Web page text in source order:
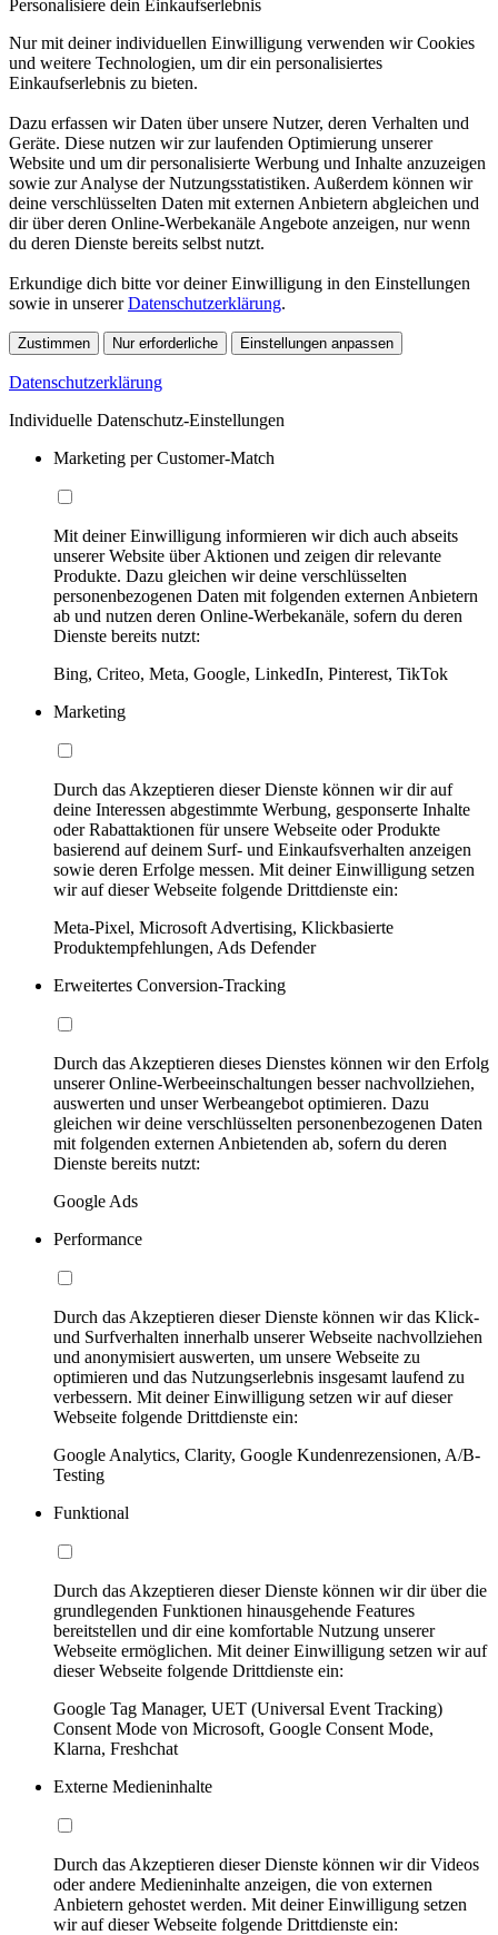
Personalisiere dein Einkaufserlebnis
Nur mit deiner individuellen Einwilligung verwenden wir Cookies
und weitere Technologien, um dir ein personalisiertes
Einkaufserlebnis zu bieten.
Dazu erfassen wir Daten über unsere Nutzer, deren Verhalten und
Geräte. Diese nutzen wir zur laufenden Optimierung unserer
Website und um dir personalisierte Werbung und Inhalte anzuzeigen
sowie zur Analyse der Nutzungsstatistiken. Außerdem können wir
deine verschlüsselten Daten mit externen Anbietern abgleichen und
dir über deren Online-Werbekanäle Angebote anzeigen, nur wenn
du deren Dienste bereits selbst nutzt.
Erkundige dich bitte vor deiner Einwilligung in den Einstellungen
sowie in unsererDatenschutzerklärung.
Zustimmen Nur erforderliche Einstellungen anpassen
Datenschutzerklärung
Individuelle Datenschutz-Einstellungen
Marketing per Customer-Match
Mit deiner Einwilligung informieren wir dich auch abseits
unserer Website über Aktionen und zeigen dir relevante
Produkte. Dazu gleichen wir deine verschlüsselten
personenbezogenen Daten mit folgenden externen Anbietern
ab und nutzen deren Online-Werbekanäle, sofern du deren
Dienste bereits nutzt:
Bing, Criteo, Meta, Google, LinkedIn, Pinterest, TikTok
Marketing
Durch das Akzeptieren dieser Dienste können wir dir auf
deine Interessen abgestimmte Werbung, gesponserte Inhalte
oder Rabattaktionen für unsere Webseite oder Produkte
basierend auf deinem Surf- und Einkaufsverhalten anzeigen
sowie deren Erfolge messen. Mit deiner Einwilligung setzen
wir auf dieser Webseite folgende Drittdienste ein:
Meta-Pixel, Microsoft Advertising, Klickbasierte
Produktempfehlungen, Ads Defender
Erweitertes Conversion-Tracking
Durch das Akzeptieren dieses Dienstes können wir den Erfolg
unserer Online-Werbeeinschaltungen besser nachvollziehen,
auswerten und unser Werbeangebot optimieren. Dazu
gleichen wir deine verschlüsselten personenbezogenen Daten
mit folgenden externen Anbietenden ab, sofern du deren
Dienste bereits nutzt:
Google Ads
Performance
Durch das Akzeptieren dieser Dienste können wir das Klick-
und Surfverhalten innerhalb unserer Webseite nachvollziehen
und anonymisiert auswerten, um unsere Webseite zu
optimieren und das Nutzungserlebnis insgesamt laufend zu
verbessern. Mit deiner Einwilligung setzen wir auf dieser
Webseite folgende Drittdienste ein:
Google Analytics, Clarity, Google Kundenrezensionen, A/B-
Testing
Funktional
Durch das Akzeptieren dieser Dienste können wir dir über die
grundlegenden Funktionen hinausgehende Features
bereitstellen und dir eine komfortable Nutzung unserer
Webseite ermöglichen. Mit deiner Einwilligung setzen wir auf
dieser Webseite folgende Drittdienste ein:
Google Tag Manager, UET (Universal Event Tracking)
Consent Mode von Microsoft, Google Consent Mode,
Klarna, Freshchat
Externe Medieninhalte
Durch das Akzeptieren dieser Dienste können wir dir Videos
oder andere Medieninhalte anzeigen, die von externen
Anbietern gehostet werden. Mit deiner Einwilligung setzen
wir auf dieser Webseite folgende Drittdienste ein: